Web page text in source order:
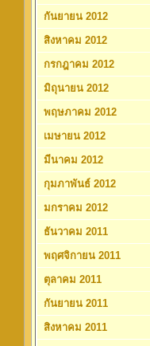
กันยายน 2012
สิงหาคม 2012
กรกฎาคม 2012
มิถุนายน 2012
พฤษภาคม 2012
เมษายน 2012
มีนาคม 2012
กุมภาพันธ์ 2012
มกราคม 2012
ธันวาคม 2011
พฤศจิกายน 2011
ตุลาคม 2011
กันยายน 2011
สิงหาคม 2011